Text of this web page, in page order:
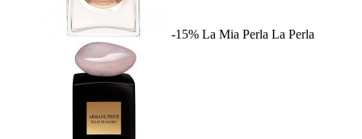
-15% La Mia Perla La Perla